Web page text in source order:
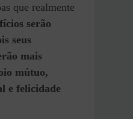
que realmente
serão
seus
mais
mútuo,
e felicidade